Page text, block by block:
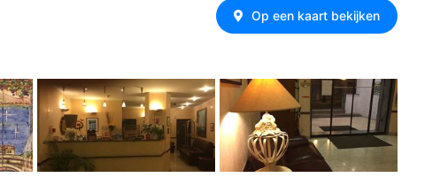
Op een kaart bekijken